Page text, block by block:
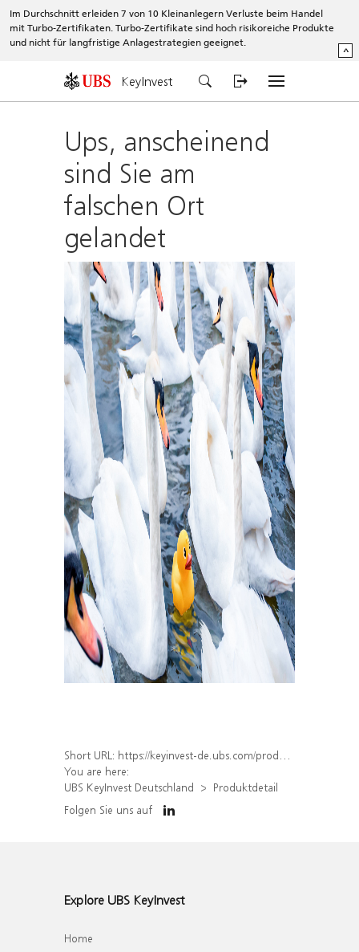
Im Durchschnitt erleiden 7 von 10 Kleinanlegern Verluste beim Handel
mit Turbo-Zertifikaten. Turbo-Zertifikate sind hoch risikoreiche Produkte
und nicht für langfristige Anlagestrategien geeignet.
^
KeyInvest
Ups, anscheinend
sind Sie am
falschen Ort
gelandet
Short URL: https://keyinvest-de.ubs.com/produkt/detail/index/isin/DE000WA72A96
You are here:
UBS KeyInvest Deutschland
Produktdetail
Folgen Sie uns auf
Explore UBS KeyInvest
Home